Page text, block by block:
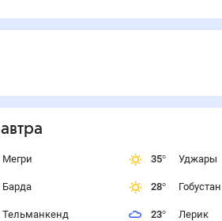
Мегри
Барда
Тельманкенд
35° Уджары
28° Гобустан
23° Лерик